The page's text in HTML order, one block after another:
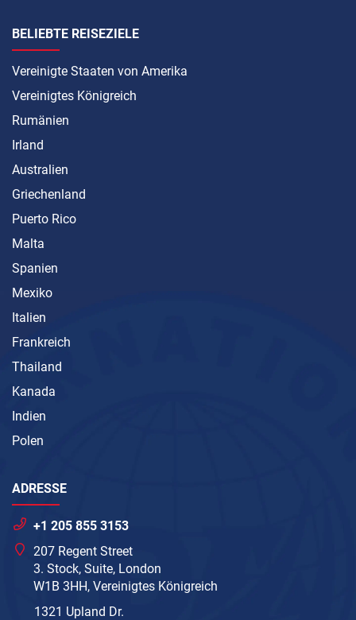
BELIEBTE REISEZIELE
Vereinigte Staaten von Amerika
Vereinigtes Königreich
Rumänien
Irland
Australien
Griechenland
Puerto Rico
Malta
Spanien
Mexiko
Italien
Frankreich
Thailand
Kanada
Indien
Polen
ADRESSE
+1 205 855 3153
207 Regent Street
3. Stock, Suite, London
W1B 3HH, Vereinigtes Königreich
1321 Upland Dr.